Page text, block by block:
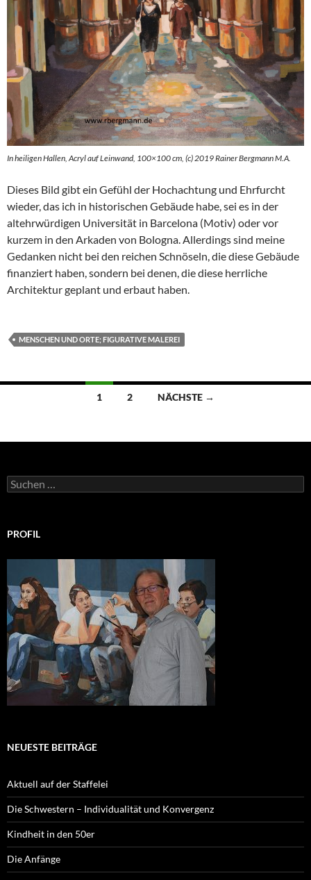
In heiligen Hallen, Acryl auf Leinwand, 100×100 cm, (c) 2019 Rainer Bergmann M.A.
Dieses Bild gibt ein Gefühl der Hochachtung und Ehrfurcht
wieder, das ich in historischen Gebäude habe, sei es in der
altehrwürdigen Universität in Barcelona (Motiv) oder vor
kurzem in den Arkaden von Bologna. Allerdings sind meine
Gedanken nicht bei den reichen Schnöseln, die diese Gebäude
finanziert haben, sondern bei denen, die diese herrliche
Architektur geplant und erbaut haben.
MENSCHEN UND ORTE; FIGURATIVE MALEREI
Beitragsnavigation
1 2 NÄCHSTE →
Suchen
nach:
PROFIL
NEUESTE BEITRÄGE
Aktuell auf der Staffelei
Die Schwestern – Individualität und Konvergenz
Kindheit in den 50er
Die Anfänge